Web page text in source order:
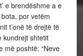
e brendëshme a e
por vetëm
t’onë të drejtë të
kundrejt shtetit
më poshtë: “Neve